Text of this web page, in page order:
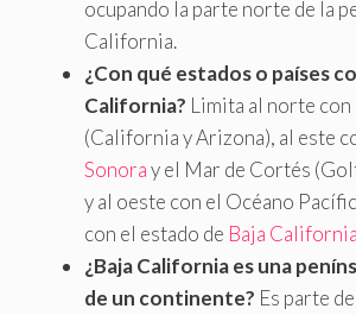
ocupando la parte norte de la
California.
¿Con qué estados o países
California? Limita al norte
(California y Arizona), al este
Sonoray el Mar de Cortés
y al oeste con el Océano
con el estado de Baja
¿Baja California es una
de un continente? Es parte